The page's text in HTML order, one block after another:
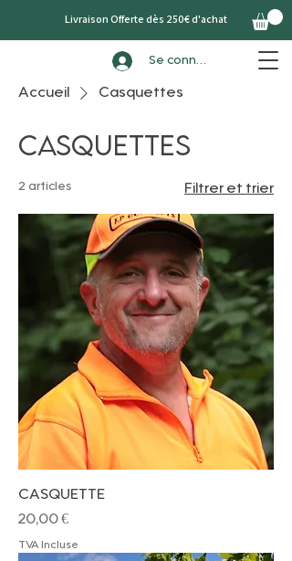
Se connecter
Livraison Offerte dès 250€ d'achat
Accueil Casquettes
Casquettes
2 articles Filtrer et trier
CASQUETTE
Prix
20,00 €
TVA Incluse